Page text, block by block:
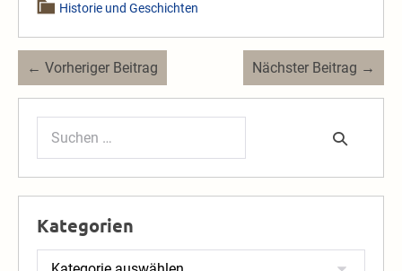
Historie und Geschichten
Beitragsnavigation
← Vorheriger Beitrag Nächster Beitrag →
Suchen
Kategorien
Kategorien